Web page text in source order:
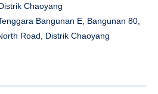
Chaoyang
Bangunan E, Bangunan 80,
Road, Distrik Chaoyang